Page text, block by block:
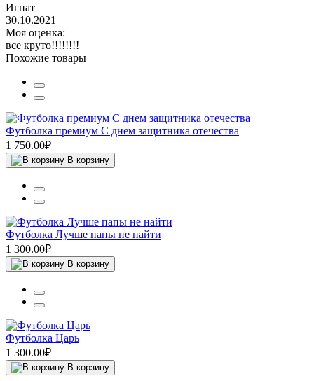
Игнат
30.10.2021
Моя оценка:
все круто!!!!!!!!
Похожие товары
Футболка премиум С днем защитника отечества
1 750.00₽
В корзину
Футболка Лучше папы не найти
1 300.00₽
В корзину
Футболка Царь
1 300.00₽
В корзину